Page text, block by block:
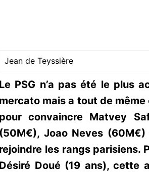
Jean de Teyssière
Le PSG n’a pas été le plus
mercato mais a tout de
pour convaincre Matvey
(50M€), Joao Neves
rejoindre les rangs parisiens.
Désiré Doué (19 ans), cette